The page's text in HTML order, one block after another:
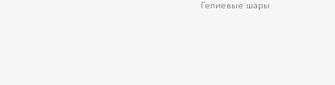
Гелиевые шары